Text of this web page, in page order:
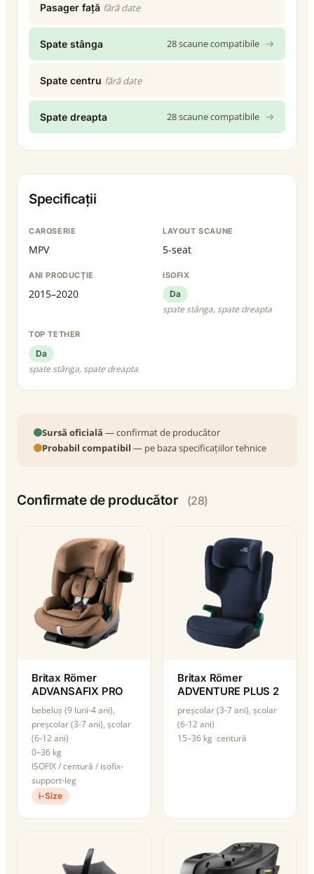
Pasager față fără date
Spate stânga 28 scaune compatibile →
Spate centru fără date
Spate dreapta 28 scaune compatibile →
Specificații
CAROSERIE
MPV
LAYOUT SCAUNE
5-seat
ANI PRODUCȚIE
2015–2020
ISOFIX
Da
spate stânga, spate dreapta
TOP TETHER
Da
spate stânga, spate dreapta
Sursă oficială — confirmat de producător
Probabil compatibil — pe baza specificațiilor tehnice
Confirmate de producător (28)
Britax Römer
ADVANSAFIX PRO
bebeluș (9 luni-4 ani),
preșcolar (3-7 ani), școlar
(6-12 ani)
0–36 kg
ISOFIX / centură / isofix-
support-leg
i-Size
Britax Römer
ADVENTURE PLUS 2
preșcolar (3-7 ani), școlar
(6-12 ani)
15–36 kg centură